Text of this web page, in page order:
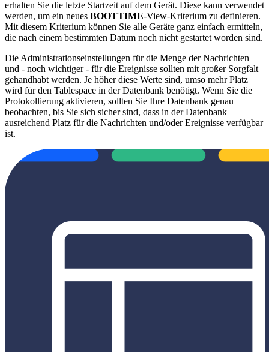
erhalten Sie die letzte Startzeit auf dem Gerät. Diese kann verwendet
werden, um ein neues BOOTTIME-View-Kriterium zu definieren.
Mit diesem Kriterium können Sie alle Geräte ganz einfach ermitteln,
die nach einem bestimmten Datum noch nicht gestartet worden sind.
Die Administrationseinstellungen für die Menge der Nachrichten
und - noch wichtiger - für die Ereignisse sollten mit großer Sorgfalt
gehandhabt werden. Je höher diese Werte sind, umso mehr Platz
wird für den Tablespace in der Datenbank benötigt. Wenn Sie die
Protokollierung aktivieren, sollten Sie Ihre Datenbank genau
beobachten, bis Sie sich sicher sind, dass in der Datenbank
ausreichend Platz für die Nachrichten und/oder Ereignisse verfügbar
ist.